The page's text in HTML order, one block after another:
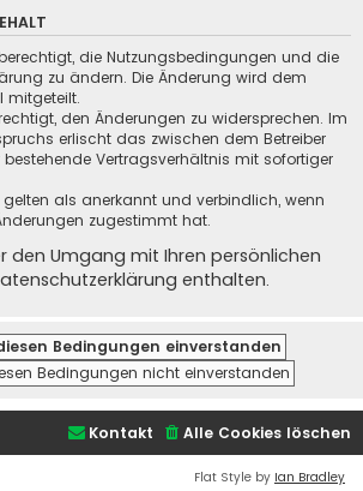
die Nutzungsbedingungen und die
zu ändern. Die Änderung wird dem
mitgeteilt.
den Änderungen zu widersprechen. Im
erlischt das zwischen dem Betreiber
Vertragsverhältnis mit sofortiger
gelten als anerkannt und verbindlich, wenn
zugestimmt hat.
den Umgang mit Ihren persönlichen
enthalten.
Alle Cookies löschen
Kontakt
Flat Style by Ian Bradley